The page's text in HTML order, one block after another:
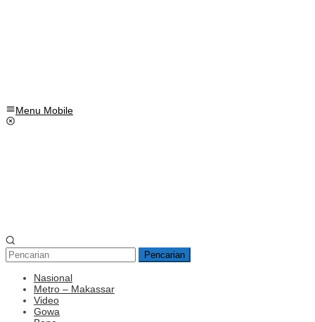
Menu Mobile
Pencarian
Nasional
Metro – Makassar
Video
Gowa